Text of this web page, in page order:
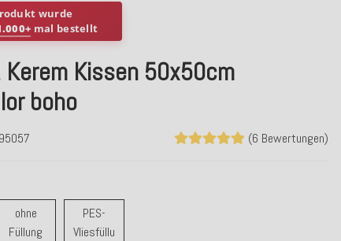
wurde
mal bestellt
Kerem Kissen 50x50cm
boho
(6 Bewertungen)
95057
ohne
Füllung ohne Füllung
PES-
Vliesfüllu